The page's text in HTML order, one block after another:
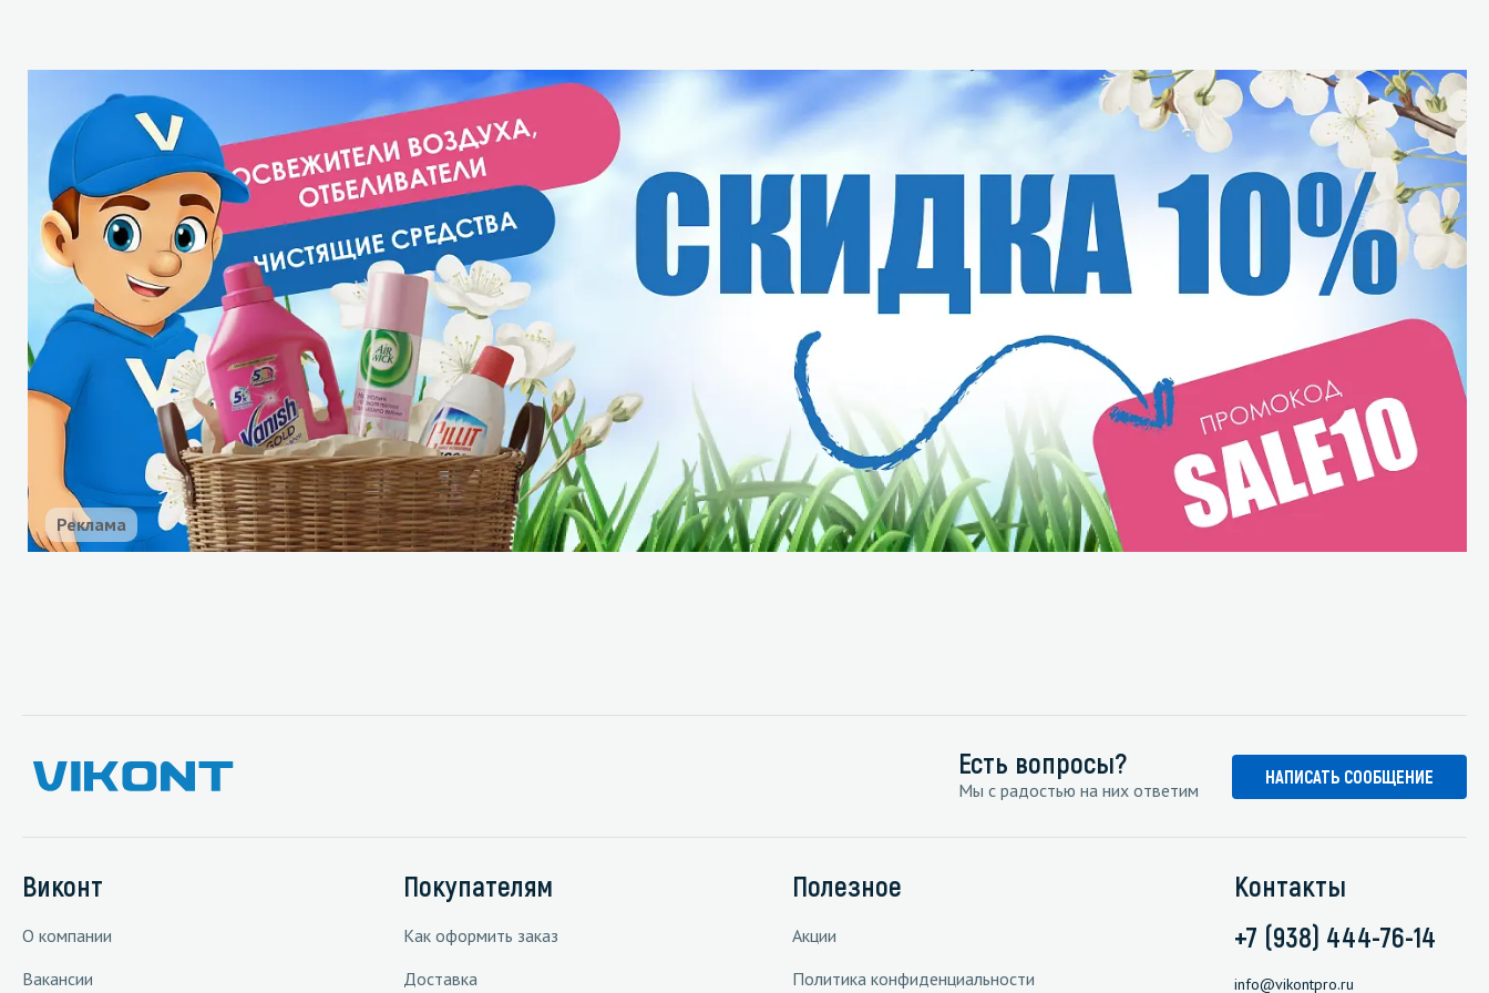
Автохимия Личная гигиена Промышленная уборка
Реклама
Есть вопросы?
Мы с радостью на них ответим
НАПИСАТЬ СООБЩЕНИЕ
Виконт
О компании
Вакансии
Покупателям
Как оформить заказ
Доставка
Полезное
Акции
Политика конфиденциальности
Контакты
+7 (938) 444-76-14
info@vikontpro.ru